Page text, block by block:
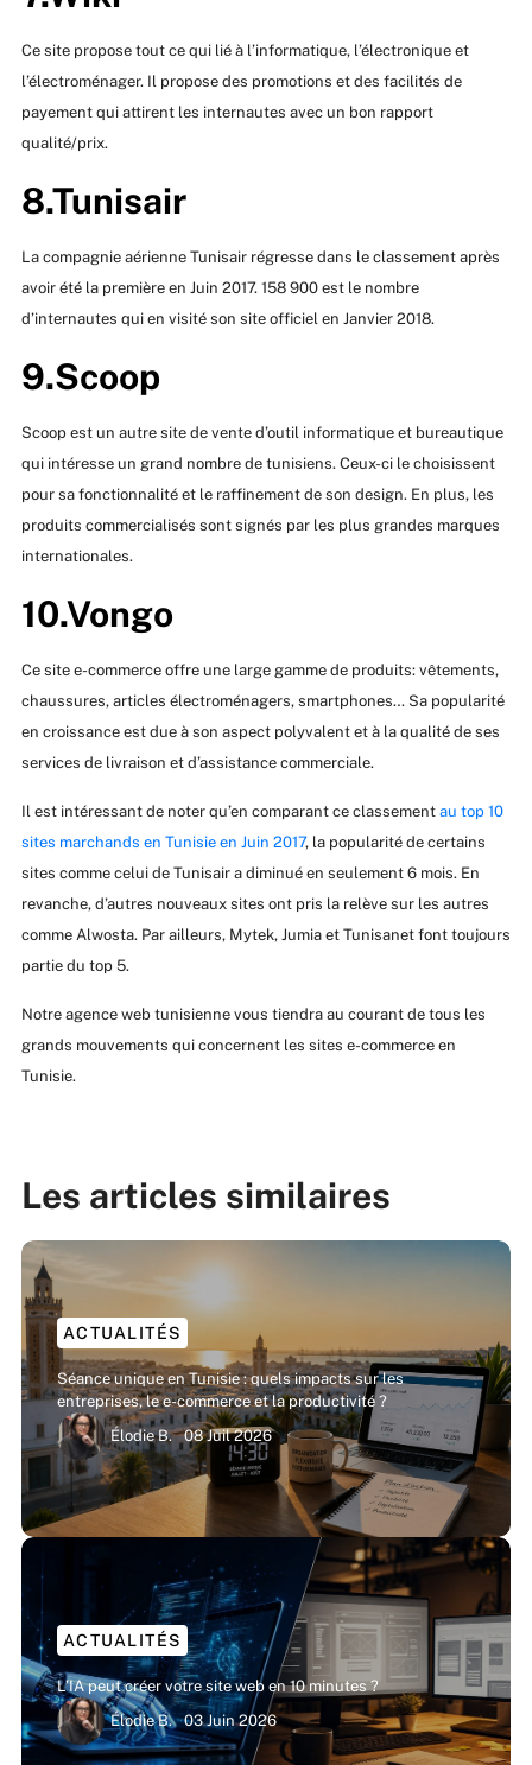
Ce site propose tout ce qui lié à l’informatique, l’électronique et
l’électroménager. Il propose des promotions et des facilités de
payement qui attirent les internautes avec un bon rapport
qualité/prix.
8.Tunisair
La compagnie aérienne Tunisair régresse dans le classement après
avoir été la première en Juin 2017. 158 900 est le nombre
d’internautes qui en visité son site officiel en Janvier 2018.
9.Scoop
Scoop est un autre site de vente d’outil informatique et bureautique
qui intéresse un grand nombre de tunisiens. Ceux-ci le choisissent
pour sa fonctionnalité et le raffinement de son design. En plus, les
produits commercialisés sont signés par les plus grandes marques
internationales.
10.Vongo
Ce site e-commerce offre une large gamme de produits: vêtements,
chaussures, articles électroménagers, smartphones… Sa popularité
en croissance est due à son aspect polyvalent et à la qualité de ses
services de livraison et d’assistance commerciale.
Il est intéressant de noter qu’en comparant ce classement au top 10
sites marchands en Tunisie en Juin 2017, la popularité de certains
sites comme celui de Tunisair a diminué en seulement 6 mois. En
revanche, d’autres nouveaux sites ont pris la relève sur les autres
comme Alwosta. Par ailleurs, Mytek, Jumia et Tunisanet font toujours
partie du top 5.
Notre agence web tunisienne vous tiendra au courant de tous les
grands mouvements qui concernent les sites e-commerce en
Tunisie.
Les articles similaires
ACTUALITÉS
Séance unique en Tunisie : quels impacts sur les
entreprises, le e-commerce et la productivité ?
Élodie B.
08 Juil 2026
ACTUALITÉS
L’IA peut créer votre site web en 10 minutes ?
Élodie B.
03 Juin 2026